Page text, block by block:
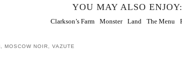
YOU MAY ALSO ENJOY: